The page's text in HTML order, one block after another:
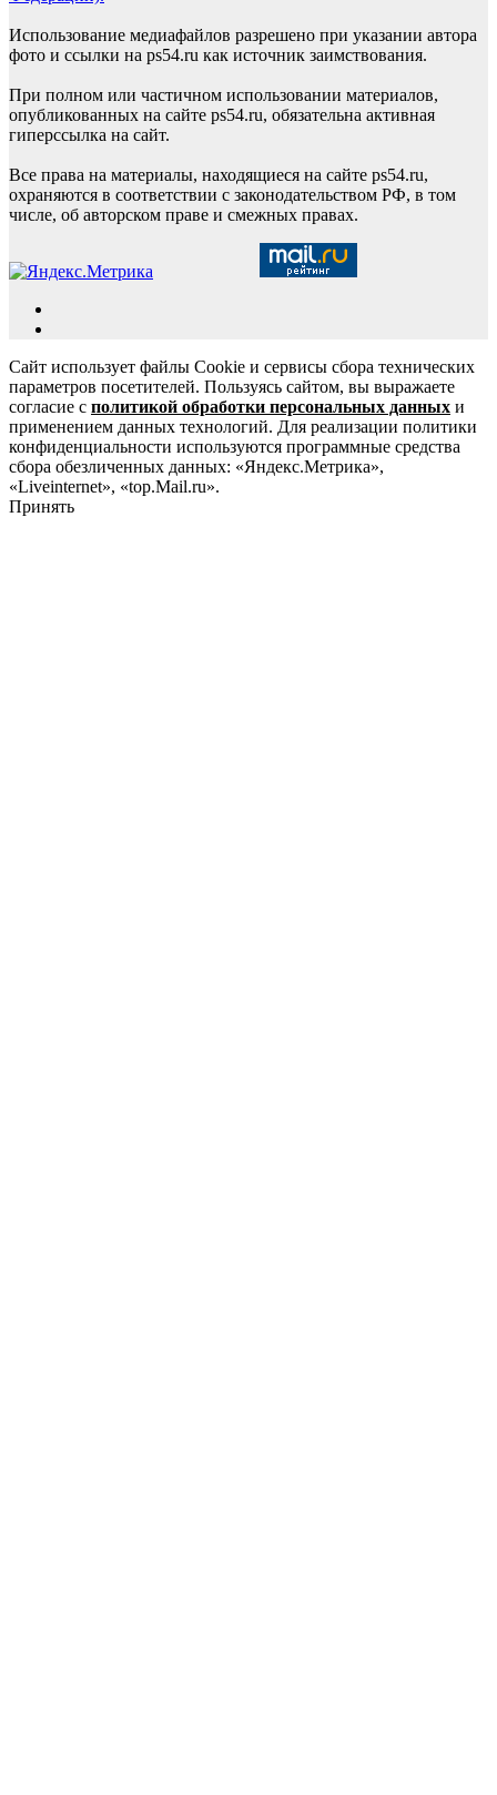
Использование медиафайлов разрешено при указании автора
фото и ссылки на ps54.ru как источник заимствования.
При полном или частичном использовании материалов,
опубликованных на сайте ps54.ru, обязательна активная
гиперссылка на сайт.
Все права на материалы, находящиеся на сайте ps54.ru,
охраняются в соответствии с законодательством РФ, в том
числе, об авторском праве и смежных правах.
Сайт использует файлы Cookie и сервисы сбора технических
параметров посетителей. Пользуясь сайтом, вы выражаете
согласие с политикой обработки персональных данных и
применением данных технологий. Для реализации политики
конфиденциальности используются программные средства
сбора обезличенных данных: «Яндекс.Метрика»,
«Liveinternet», «top.Mail.ru».
Принять